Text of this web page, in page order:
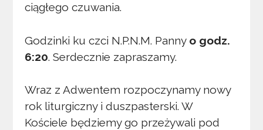
ciągłego czuwania.
Godzinki ku czci N.P.N.M. Panny o godz.
6:20. Serdecznie zapraszamy.
Wraz z Adwentem rozpoczynamy nowy
rok liturgiczny i duszpasterski. W
Kościele będziemy go przeżywali pod